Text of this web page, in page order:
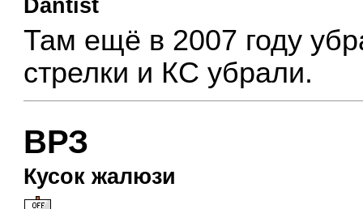
Dantist
Там ещё в 2007 году
стрелки и КС убрали.
ВРЗ
Кусок жалюзи